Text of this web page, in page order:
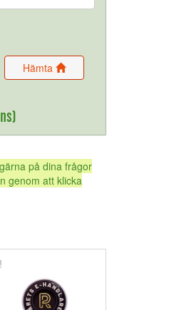
Hämta
på dina frågor
genom att klicka